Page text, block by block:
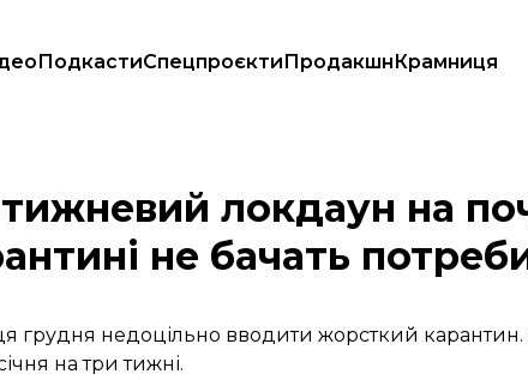
ПодкастиСпецпроєктиПродакшнКрамниця
карантині не бачать потреби
локдаун на
не бачать
грудня недоцільно вводити жорсткий карантин.
на три тижні.